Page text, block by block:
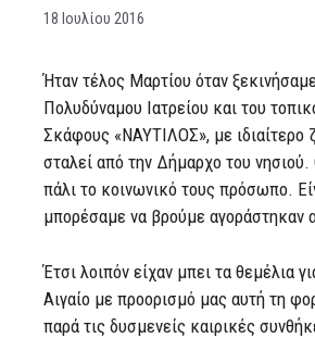
18 Ιουλίου 2016
Ήταν τέλος Μαρτίου όταν
Πολυδύναμου Ιατρείου και του
Σκάφους «ΝΑΥΤΙΛΟΣ», με ιδιαίτερο
σταλεί από την Δήμαρχο του
πάλι το κοινωνικό τους πρόσωπο.
μπορέσαμε να βρούμε
Έτσι λοιπόν είχαν μπει τα θεμέλια
Αιγαίο με προορισμό μας αυτή τη
παρά τις δυσμενείς καιρικές